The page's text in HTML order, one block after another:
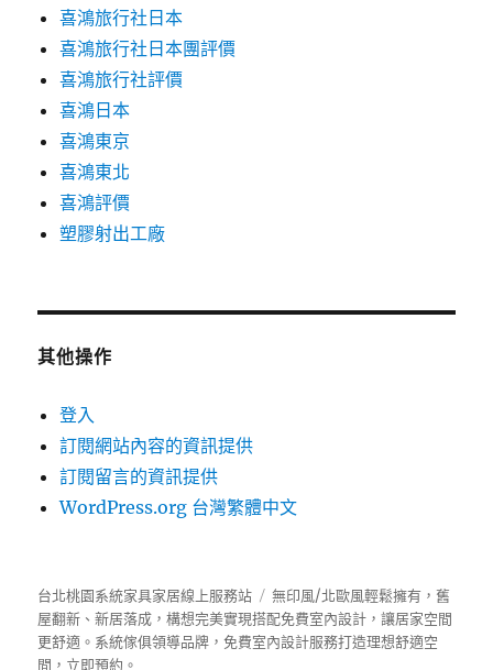
喜鴻旅行社日本
喜鴻旅行社日本團評價
喜鴻旅行社評價
喜鴻日本
喜鴻東京
喜鴻東北
喜鴻評價
塑膠射出工廠
其他操作
登入
訂閱網站內容的資訊提供
訂閱留言的資訊提供
WordPress.org 台灣繁體中文
台北桃園系統家具家居線上服務站
無印風/北歐風輕鬆擁有，舊
屋翻新、新居落成，構想完美實現搭配免費室內設計，讓居家空間
更舒適。 系統傢俱領導品牌，免費室內設計服務打造理想舒適空
間，立即預約。